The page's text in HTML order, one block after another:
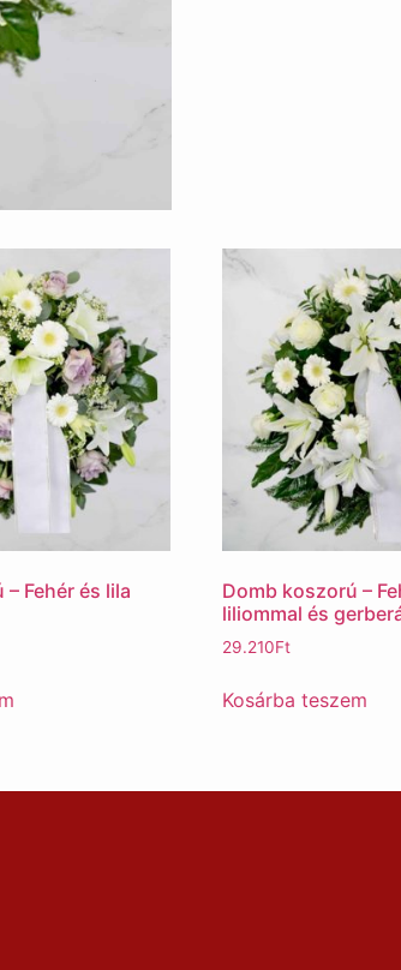
Fehér és lila
Domb koszorú –
liliommal és
29.210Ft
Kosárba teszem